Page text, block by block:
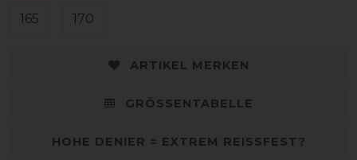
165 170
ARTIKEL MERKEN
GRÖSSENTABELLE
HOHE DENIER = EXTREM REISSFEST?